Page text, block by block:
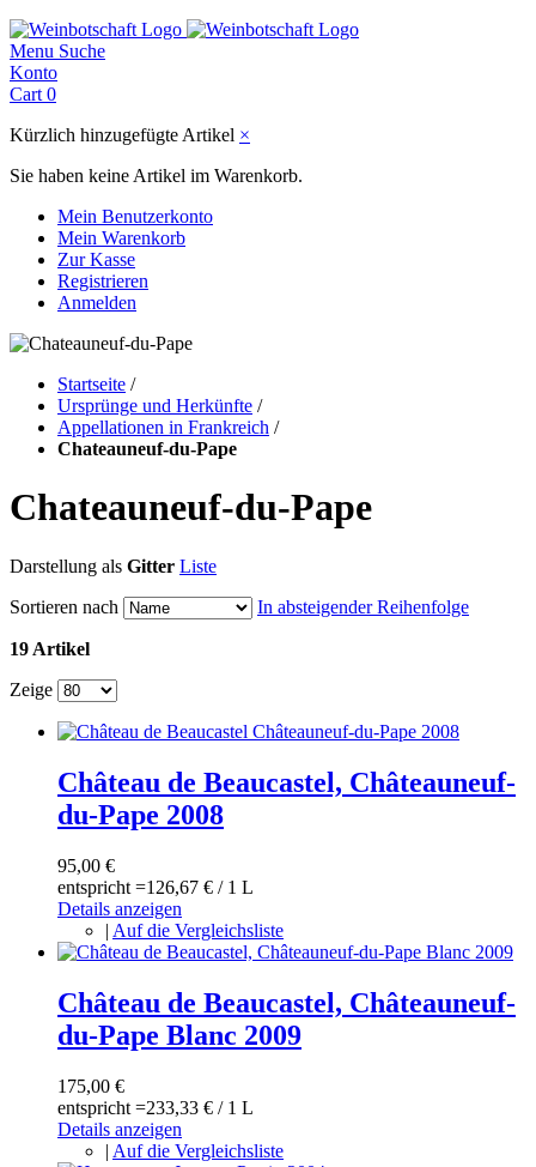
Menu Suche
Konto
Cart 0
Kürzlich hinzugefügte Artikel ×
Sie haben keine Artikel im Warenkorb.
Mein Benutzerkonto
Mein Warenkorb
Zur Kasse
Registrieren
Anmelden
Startseite /
Ursprünge und Herkünfte /
Appellationen in Frankreich /
Chateauneuf-du-Pape
Chateauneuf-du-Pape
Darstellung als Gitter Liste
Sortieren nach
In absteigender Reihenfolge
19 Artikel
Zeige
Château de Beaucastel, Châteauneuf-
du-Pape 2008
95,00 €
entspricht =126,67 € / 1 L
Details anzeigen
| Auf die Vergleichsliste
Château de Beaucastel, Châteauneuf-
du-Pape Blanc 2009
175,00 €
entspricht =233,33 € / 1 L
Details anzeigen
| Auf die Vergleichsliste